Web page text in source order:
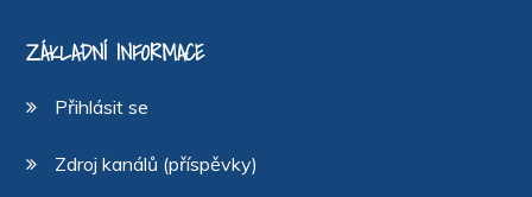
ZÁKLADNÍ INFORMACE
Přihlásit se
Zdroj kanálů (příspěvky)